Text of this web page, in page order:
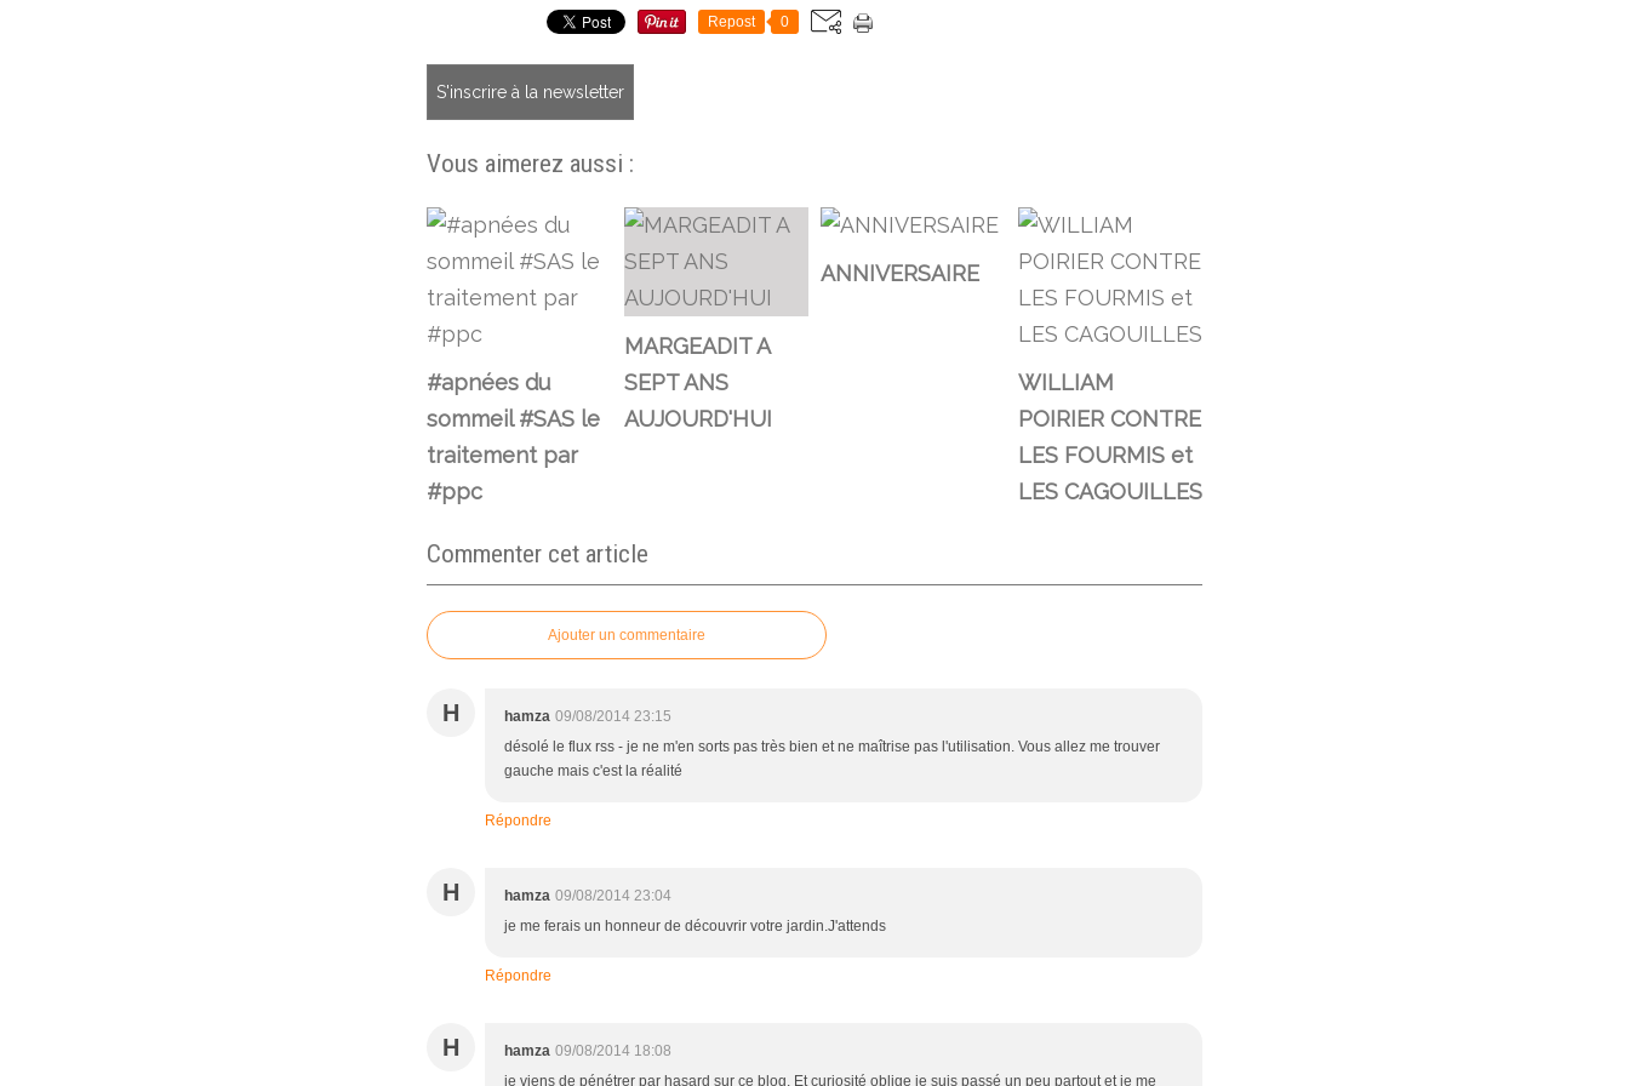
Repost 0
S'inscrire à la newsletter
Vous aimerez aussi :
#apnées du
sommeil #SAS le
traitement par
#ppc
MARGEADIT A
SEPT ANS
AUJOURD'HUI
ANNIVERSAIRE
WILLIAM
POIRIER CONTRE
LES FOURMIS et
LES CAGOUILLES
Commenter cet article
Ajouter un commentaire
H hamza 09/08/2014 23:15
désolé le flux rss - je ne m'en sorts pas très bien et ne maîtrise pas l'utilisation. Vous allez me trouver
gauche mais c'est la réalité
Répondre
H hamza 09/08/2014 23:04
je me ferais un honneur de découvrir votre jardin.J'attends
Répondre
H hamza 09/08/2014 18:08
je viens de pénétrer par hasard sur ce blog. Et curiosité oblige je suis passé un peu partout et je me